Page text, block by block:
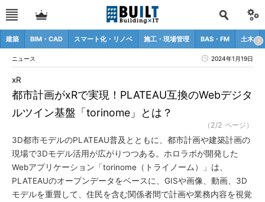
建築 BIM・CAD スマート化・リノベ 施工・現場管理 BAS・FM 土木
ニュース 2024年1月19日
都市計画がxRで実現！PLATEAU互換のWebデジタ
ルツイン基盤「torinome」とは？
xR
（2/2 ページ）
3D都市モデルのPLATEAU普及とともに、都市計画や建築計画の
現場で3Dモデル活用が広がりつつある。ホロラボが開発した
Webアプリケーション「torinome（トライノーム）」は、
PLATEAUのオープンデータをベースに、GISや画像、動画、3D
モデルを重畳して、住民を含む関係者間で計画や業務内容を視覚